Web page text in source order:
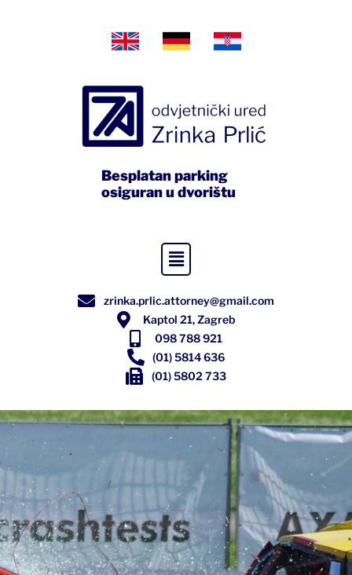
Besplatan parking
osiguran u dvorištu
zrinka.prlic.attorney@gmail.com
Kaptol 21, Zagreb
098 788 921
(01) 5814 636
(01) 5802 733